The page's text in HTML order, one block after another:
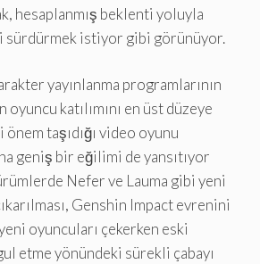
hesaplanmış beklenti yoluyla
sürdürmek istiyor gibi görünüyor.
yayınlanma programlarının
katılımını en üst düzeye
önem taşıdığı video oyunu
geniş bir eğilimi de yansıtıyor
Nefer ve Lauma gibi yeni
Genshin Impact evrenini
oyuncuları çekerken eski
etme yönündeki sürekli çabayı